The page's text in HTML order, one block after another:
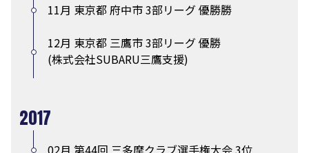
11月 東京都 府中市 3部リーグ 優勝勝
12月 東京都 三鷹市 3部リーグ 優勝
(株式会社SUBARU三鷹支援)
2017
02月 第44回 三多摩クラブ選手権大会 3位